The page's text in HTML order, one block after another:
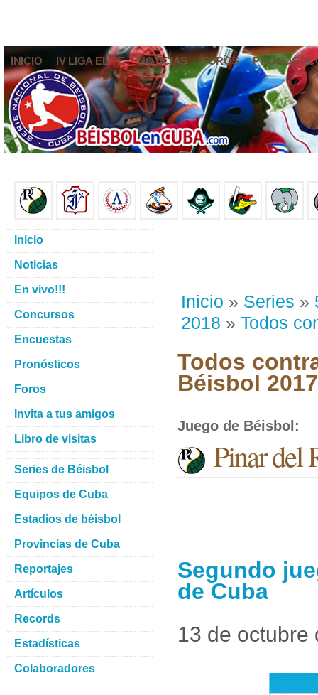
INICIO IV LIGA ELITE NOTICIAS FOROS
Inicio » Series »
2018 » Todos
Todos
Béisbol
Juego de Béisbol :
Pinar del
Segundo
de Cuba
13 de octubre
Inicio
Noticias
En vivo!!!
Concursos
Encuestas
Pronósticos
Foros
Invita a tus amigos
Libro de visitas
Series de Béisbol
Equipos de Cuba
Estadios de béisbol
Provincias de Cuba
Reportajes
Artículos
Records
Estadísticas
Colaboradores